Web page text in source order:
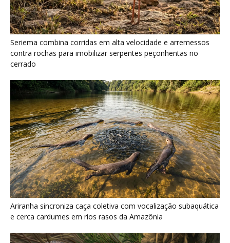
Ariranha sincroniza caça coletiva com vocalização subaquática
e cerca cardumes em rios rasos da Amazônia
Serpente escavadora brasileira Tametara mirim reescreve a
evolução dos répteis